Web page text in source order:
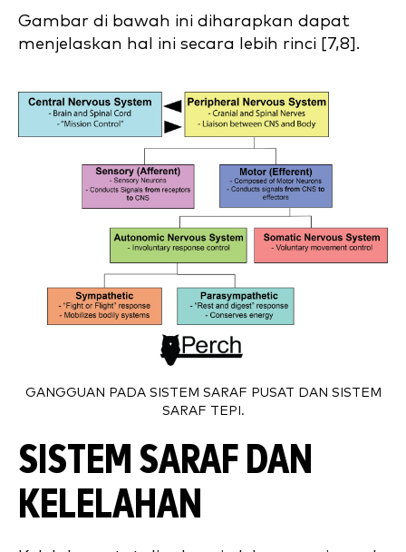
Gambar di bawah ini diharapkan dapat
menjelaskan hal ini secara lebih rinci [7,8].
GANGGUAN PADA SISTEM SARAF PUSAT DAN SISTEM
SARAF TEPI.
SISTEM SARAF DAN
KELELAHAN